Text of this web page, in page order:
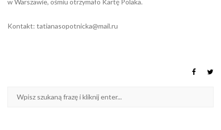
w Warszawie, ośmiu otrzymało Kartę Polaka.
Kontakt: tatianasopotnicka@mail.ru